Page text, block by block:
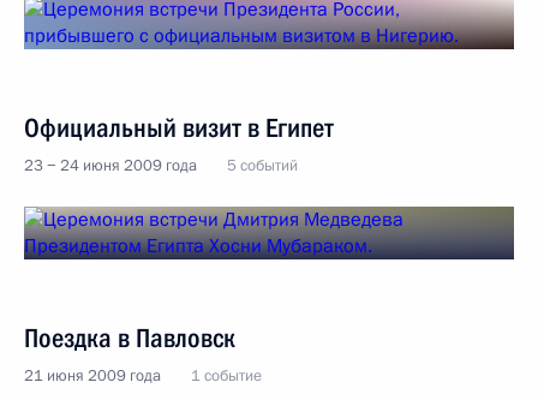
Официальный визит в Египет
23 − 24 июня 2009 года 5 событий
Поездка в Павловск
21 июня 2009 года 1 событие